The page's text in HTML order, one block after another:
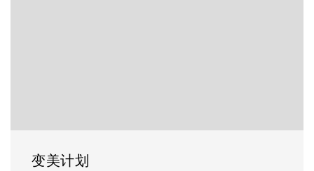
变美计划